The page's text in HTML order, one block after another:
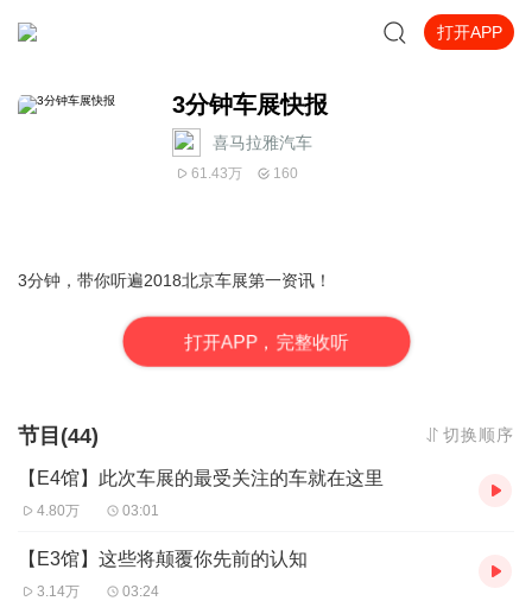
打开APP
3分钟车展快报
喜马拉雅汽车
61.43万 160
3分钟，带你听遍2018北京车展第一资讯！
打开APP，完整收听
节目(44) 切换顺序
【E4馆】此次车展的最受关注的车就在这里
4.80万 03:01
【E3馆】这些将颠覆你先前的认知
3.14万 03:24